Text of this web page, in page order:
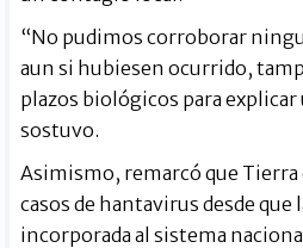
“No pudimos corroborar
aun si hubiesen ocurrido,
plazos biológicos para
sostuvo.
Asimismo, remarcó que
casos de hantavirus desde que
incorporada al sistema